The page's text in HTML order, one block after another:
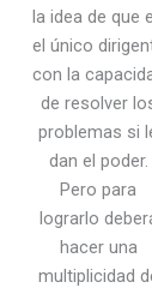
la idea de que
el único
con la
de resolver
problemas si
dan el poder.
Pero para
lograrlo
hacer una
multiplicidad